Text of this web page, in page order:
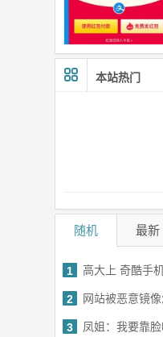
本站热门
随机 最新
1 高大上 奇酷手
2 网站被恶意镜像
3 凤姐：我要靠